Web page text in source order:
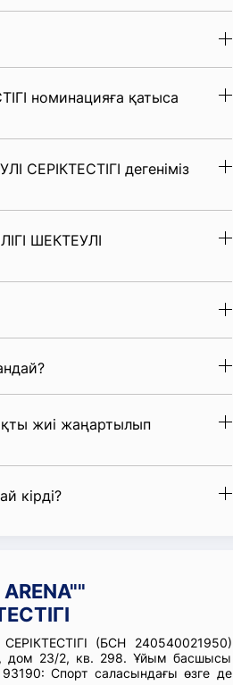
номинацияға қатыса
СЕРІКТЕСТІГІ дегеніміз
ШЕКТЕУЛІ
жиі жаңартылып
кірді?
(БСН 240540021950)
дом 23/2, кв. 298. Ұйым басшысы
Спорт саласындағы өзге де